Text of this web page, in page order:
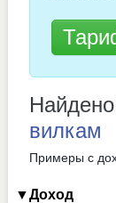
вилкам
Примеры с
▼Доход